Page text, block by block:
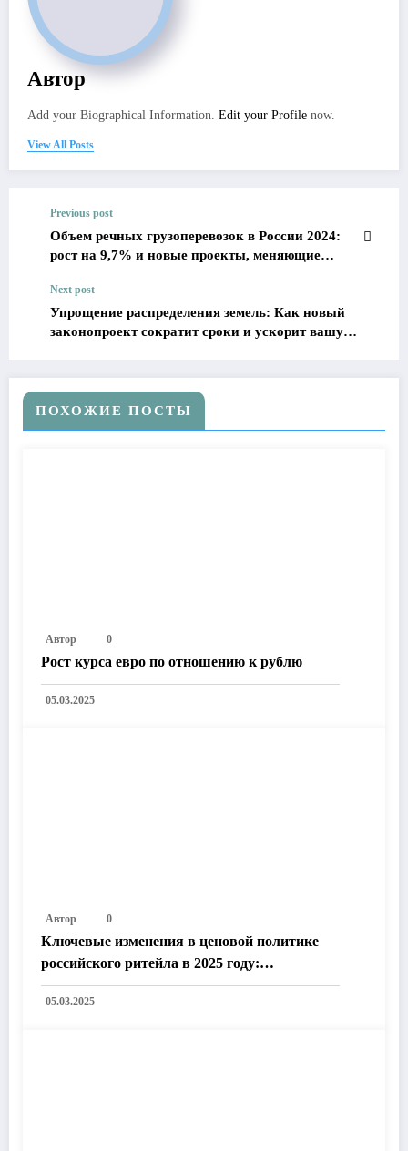
Автор
Add your Biographical Information. Edit your Profile now.
View All Posts
Previous post
Объем речных грузоперевозок в России 2024:
рост на 9,7% и новые проекты, меняющие
Next post
Упрощение распределения земель: Как новый
законопроект сократит сроки и ускорит вашу
ПОХОЖИЕ ПОСТЫ
Автор 0
Рост курса евро по отношению к рублю
05.03.2025
Автор 0
Ключевые изменения в ценовой политике
российского ритейла в 2025 году:
Технологии, законодательство и рыночные
тренды
05.03.2025